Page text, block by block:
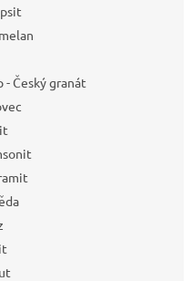
- Český granát